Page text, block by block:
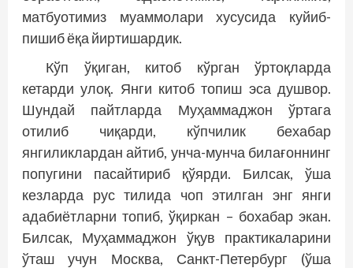
матбуотимиз муаммолари хусусида куйиб-
пишиб ёқа йиртишардик.
Кўп ўқиган, китоб кўрган ўртоқларда
кетарди улоқ. Янги китоб топиш эса душвор.
Шундай пайтларда Муҳаммаджон ўртага
отилиб чиқарди, кўпчилик бехабар
янгиликлардан айтиб, унча-мунча билағоннинг
попугини пасайтириб қўярди. Билсак, ўша
кезларда рус тилида чоп этилган энг янги
адабиётларни топиб, ўқиркан – бохабар экан.
Билсак, Муҳаммаджон ўқув практикаларини
ўташ учун Москва, Санкт-Петербург (ўша